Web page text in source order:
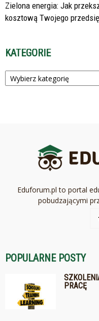
Zielona energia: Jak
kosztową Twojego
KATEGORIE
Kategorie
Eduforum.pl to portal
pobudzającymi
POPULARNE POSTY
PRACĘ